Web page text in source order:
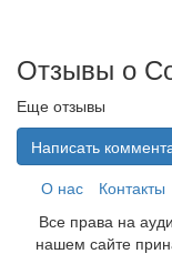
Отзывы о
Еще отзывы
Написать
О нас
Контакты
Все права на
нашем сайте